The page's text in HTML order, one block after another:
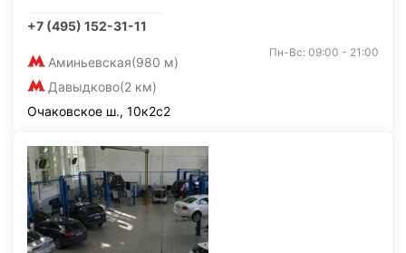
+7 (495) 152-31-11
Аминьевская(980 м)
Давыдково(2 км)
Пн-Вс: 09:00 - 21:00
Очаковское ш., 10к2с2